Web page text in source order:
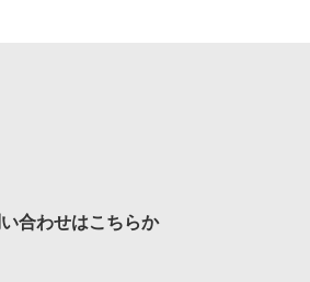
合わせはこちらか